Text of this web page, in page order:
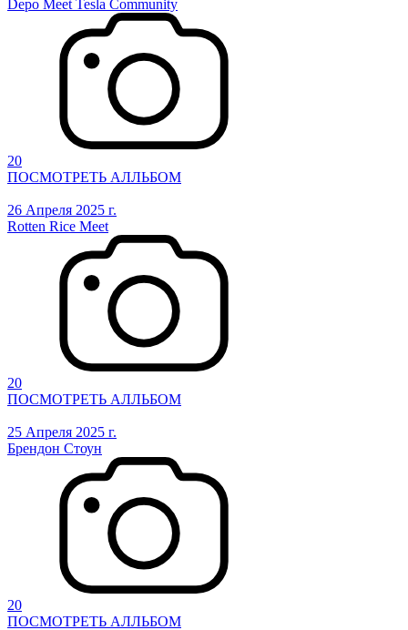
Depo Meet Tesla Community
20
ПОСМОТРЕТЬ АЛЛЬБОМ
26 Апреля 2025 г.
Rotten Rice Meet
20
ПОСМОТРЕТЬ АЛЛЬБОМ
25 Апреля 2025 г.
Брендон Стоун
20
ПОСМОТРЕТЬ АЛЛЬБОМ